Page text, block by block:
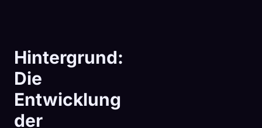
Hintergrund:
Die
Entwicklung
der